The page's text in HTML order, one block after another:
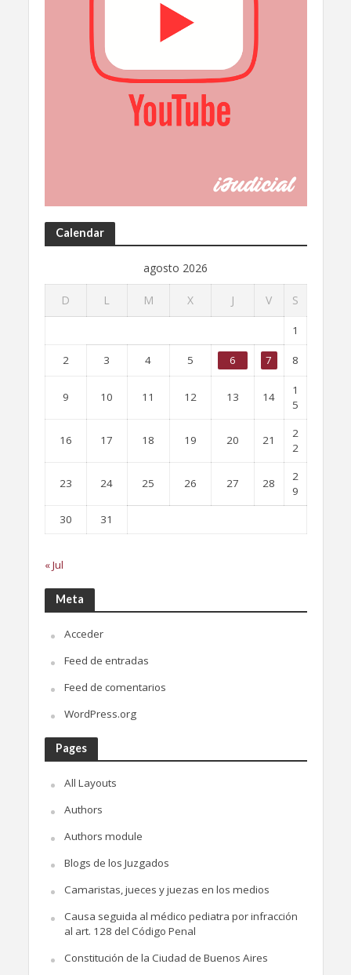
Calendar
agosto 2026
D L M X J V S
1
2 3 4 5 6 7 8
9 10 11 12 13 14
1
5
16 17 18 19 20 21
2
2
23 24 25 26 27 28
2
9
30
31
« Jul
Meta
Acceder
Feed de entradas
Feed de comentarios
WordPress.org
Pages
All Layouts
Authors
Authors module
Blogs de los Juzgados
Camaristas, jueces y juezas en los medios
Causa seguida al médico pediatra por infracción
al art. 128 del Código Penal
Constitución de la Ciudad de Buenos Aires